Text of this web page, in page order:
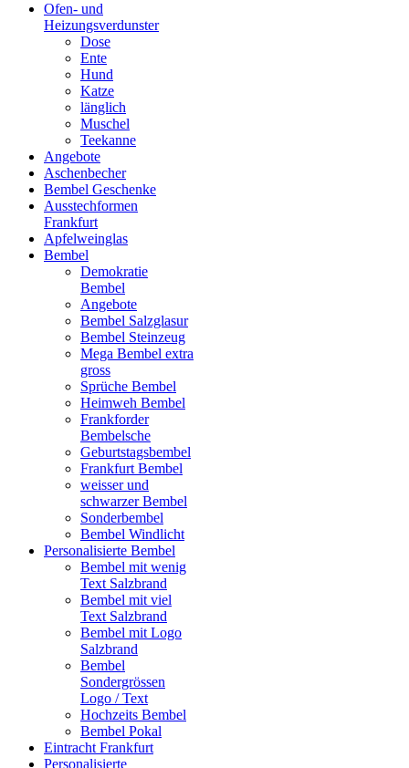
Ofen- und
Heizungsverdunster
Dose
Ente
Hund
Katze
länglich
Muschel
Teekanne
Angebote
Aschenbecher
Bembel Geschenke
Ausstechformen
Frankfurt
Apfelweinglas
Bembel
Demokratie
Bembel
Angebote
Bembel Salzglasur
Bembel Steinzeug
Mega Bembel extra
gross
Sprüche Bembel
Heimweh Bembel
Frankforder
Bembelsche
Geburtstagsbembel
Frankfurt Bembel
weisser und
schwarzer Bembel
Sonderbembel
Bembel Windlicht
Personalisierte Bembel
Bembel mit wenig
Text Salzbrand
Bembel mit viel
Text Salzbrand
Bembel mit Logo
Salzbrand
Bembel
Sondergrössen
Logo / Text
Hochzeits Bembel
Bembel Pokal
Eintracht Frankfurt
Personalisierte